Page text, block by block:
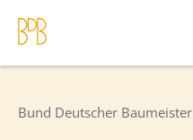
Bund Deutscher Baumeister